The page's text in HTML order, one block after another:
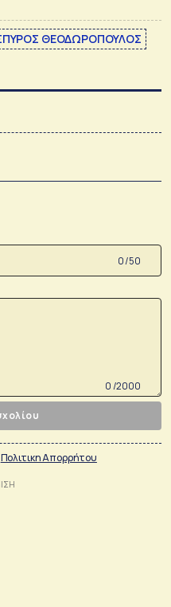
ΘΕΟΔΩΡΟΠΟΥΛΟΣ
0 /50
0 /2000
Πολιτικη Απορρήτου